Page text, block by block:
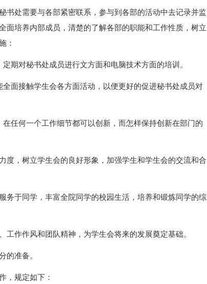
书处需要与各部紧密联系，参与到各部的活动中去记录并监
面培养内部成员，清楚的了解各部的职能和工作性质，树立
：
期对秘书处成员进行文方面和电脑技术方面的培训。
面接触学生会各方面活动，以便更好的促进秘书处成员对
任何一个工作细节都可以创新，而怎样保持创新在部门的
度，树立学生会的良好形象，加强学生和学生会的交流和合
务于同学，丰富全院同学的校园生活，培养和锻炼同学的综
工作作风和团队精神，为学生会将来的发展奠定基础。
的准备。
，规定如下：